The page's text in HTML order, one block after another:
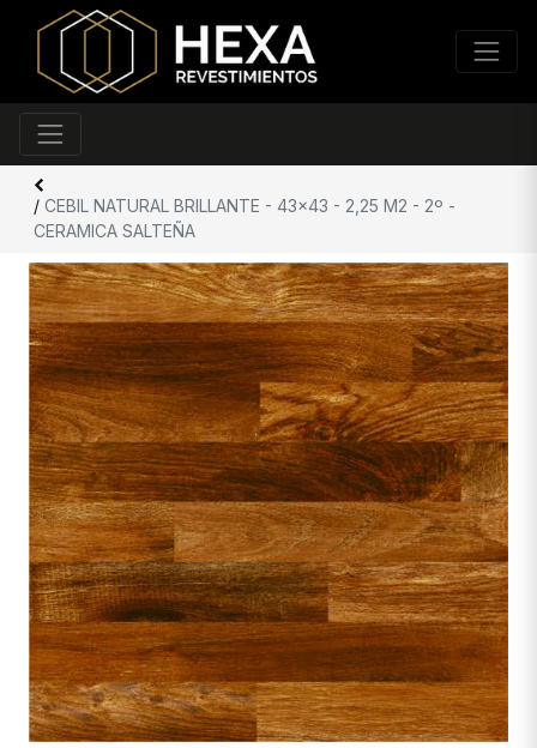
/ CEBIL NATURAL BRILLANTE - 43x43 - 2,25 M2 - 2º -
CERAMICA SALTEÑA